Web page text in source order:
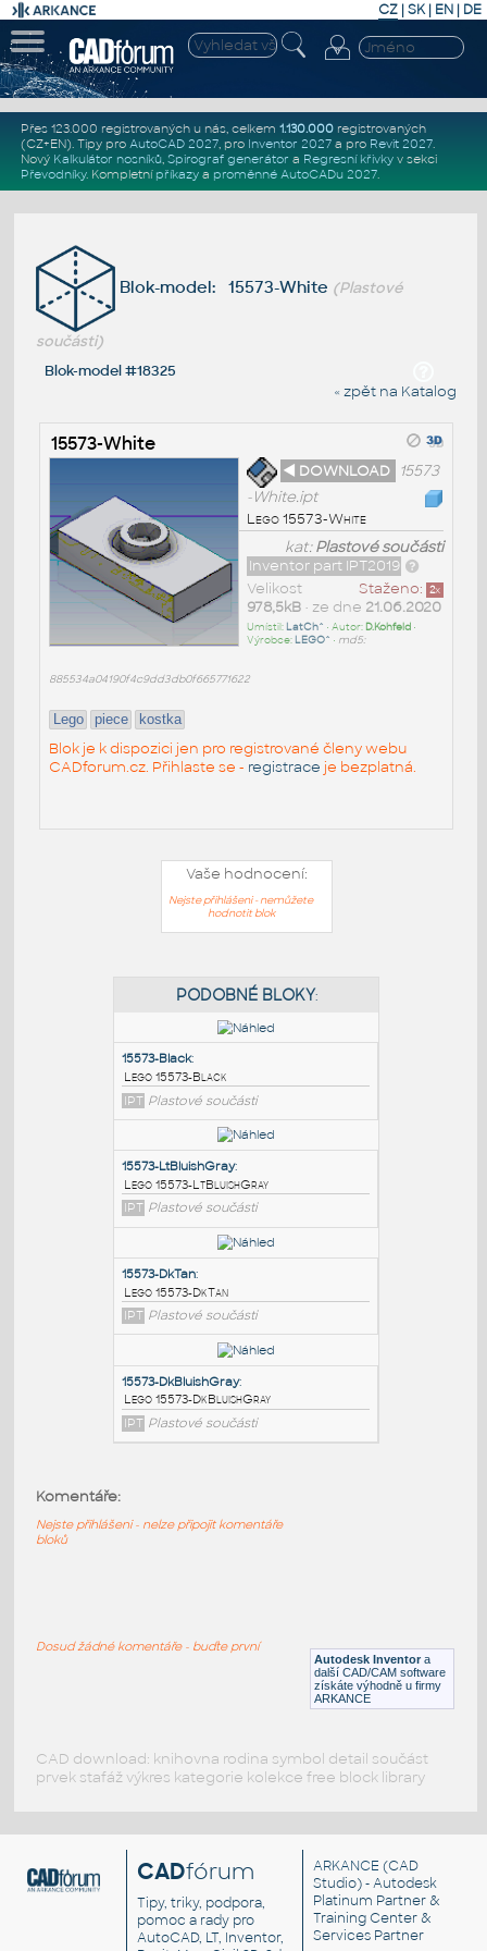
CZ | SK| EN | DE
Přes 123.000 registrovaných u nás, celkem 1.130.000registrovaných
(CZ+EN). Tipy pro AutoCAD 2027, pro Inventor 2027a pro Revit 2027.
Nový Kalkulátor nosníků, Spirograf generátor a Regresní křivkyv sekci
Převodníky. Kompletní příkazya proměnné AutoCADu 2027.
Blok-model: 15573-White (Plastové
součásti)
Blok-model #18325
« zpět na Katalog
15573-White
◄ DOWNLOAD
15573
-White.ipt
Lego 15573-White
kat:Plastové součásti
Inventor part IPT2019
Staženo: 2x
Velikost
978,5kB• ze dne 21.06.2020
Umístil: LatCh^ • Autor: D.Kohfeld•
Výrobce: LEGO^ • md5:
885534a04190f4c9dd3db0f665771622
Lego piece kostka
Blok je k dispozici jen pro registrované členy webu
CADforum.cz. Přihlaste se - registrace je bezplatná.
Vaše hodnocení:
Nejste přihlášeni - nemůžete
hodnotit blok
PODOBNÉ BLOKY
15573-Black:
Lego 15573-Black
IPT Plastové součásti
15573-LtBluishGray:
Lego 15573-LtBluishGray
IPT Plastové součásti
Lego 15573-DkTan
Lego 15573-DkBluishGray
Autodesk Inventor a
další CAD/CAM software
získáte výhodně u firmy
ARKANCE
Komentáře:
Nejste přihlášeni - nelze připojit komentáře
bloků
Dosud žádné komentáře - buďte první
CAD download: knihovna rodina symbol detail součást
prvek stafáž výkres kategorie kolekce free block library
CADfórum
Tipy, triky, podpora,
pomoc a rady pro
AutoCAD, LT, Inventor,
ARKANCE (CAD
Studio) - Autodesk
Platinum Partner &
Training Center &
Services Partner